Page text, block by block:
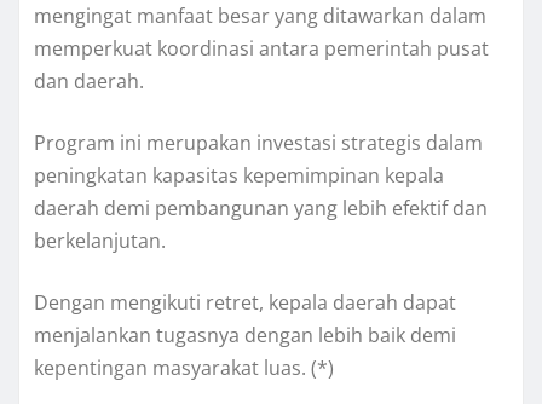
mengingat manfaat besar yang ditawarkan dalam
memperkuat koordinasi antara pemerintah pusat
dan daerah.
Program ini merupakan investasi strategis dalam
peningkatan kapasitas kepemimpinan kepala
daerah demi pembangunan yang lebih efektif dan
berkelanjutan.
Dengan mengikuti retret, kepala daerah dapat
menjalankan tugasnya dengan lebih baik demi
kepentingan masyarakat luas. (*)